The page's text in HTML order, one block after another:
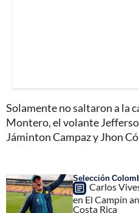
Solamente no saltaron a la
Montero, el volante
Jáminton Campaz y Jhon
Selección
Carlos
en El Campín
Costa Rica